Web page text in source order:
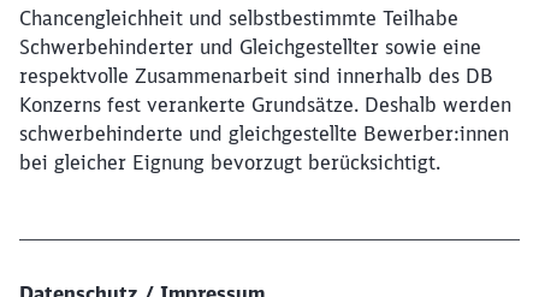
Chancengleichheit und selbstbestimmte Teilhabe
Schwerbehinderter und Gleichgestellter sowie eine
respektvolle Zusammenarbeit sind innerhalb des DB
Konzerns fest verankerte Grundsätze. Deshalb werden
schwerbehinderte und gleichgestellte Bewerber:innen
bei gleicher Eignung bevorzugt berücksichtigt.